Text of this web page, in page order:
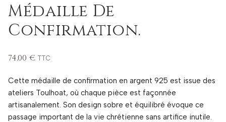
Médaille De
Confirmation.
74,00 € TTC
Cette médaille de confirmation en argent 925 est issue des
ateliers Toulhoat, où chaque pièce est façonnée
artisanalement. Son design sobre et équilibré évoque ce
passage important de la vie chrétienne sans artifice inutile.